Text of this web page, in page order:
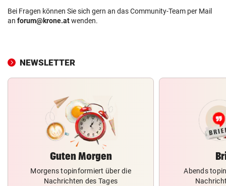
Bei Fragen können Sie sich gern an das Community-Team per Mail
an forum@krone.atwenden.
NEWSLETTER
Guten Morgen
Morgens topinformiert über die
Nachrichten des Tages
Abends